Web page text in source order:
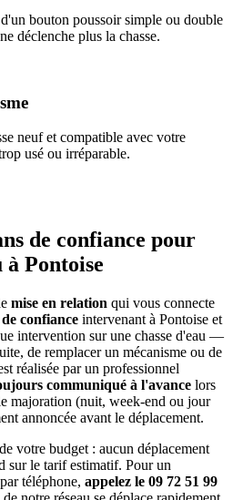
bouton poussoir simple ou double
déclenche plus la chasse.
neuf et compatible avec votre
usé ou irréparable.
de confiance pour
à Pontoise
mise en relation qui vous connecte
confiance intervenant à Pontoise et
intervention sur une chasse d'eau —
de remplacer un mécanisme ou de
réalisée par un professionnel
communiqué à l'avance lors
majoration (nuit, week-end ou jour
annoncée avant le déplacement.
votre budget : aucun déplacement
sur le tarif estimatif. Pour un
téléphone, appelez le 09 72 51 99